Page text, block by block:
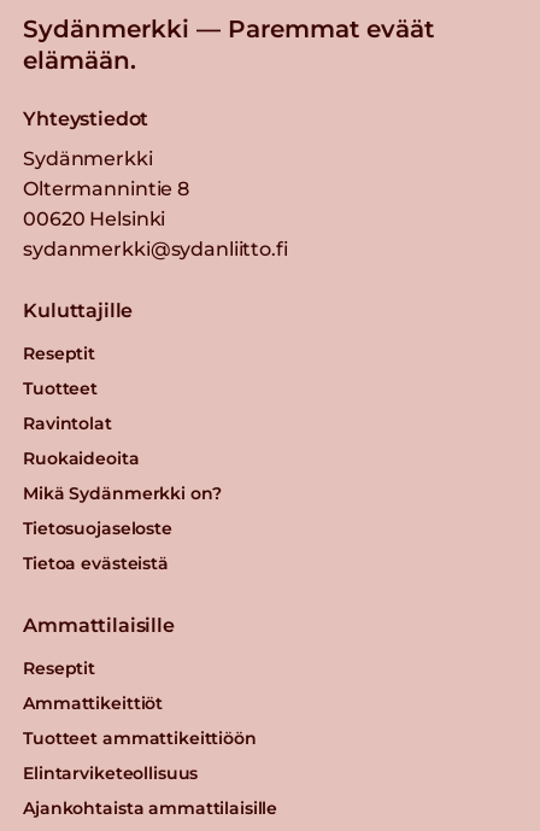
Sydänmerkki — Paremmat eväät
elämään.
Yhteystiedot
Sydänmerkki
Oltermannintie 8
00620 Helsinki
sydanmerkki@sydanliitto.fi
Kuluttajille
Reseptit
Tuotteet
Ravintolat
Ruokaideoita
Mikä Sydänmerkki on?
Tietosuojaseloste
Tietoa evästeistä
Ammattilaisille
Reseptit
Ammattikeittiöt
Tuotteet ammattikeittiöön
Elintarviketeollisuus
Ajankohtaista ammattilaisille